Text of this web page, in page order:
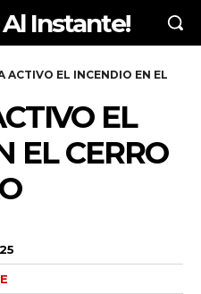
Instante!
ACTIVO EL INCENDIO EN EL
EL
EL CERRO